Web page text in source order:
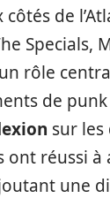
de
Specials,
rôle
de punk
sur les
ont réussi
une